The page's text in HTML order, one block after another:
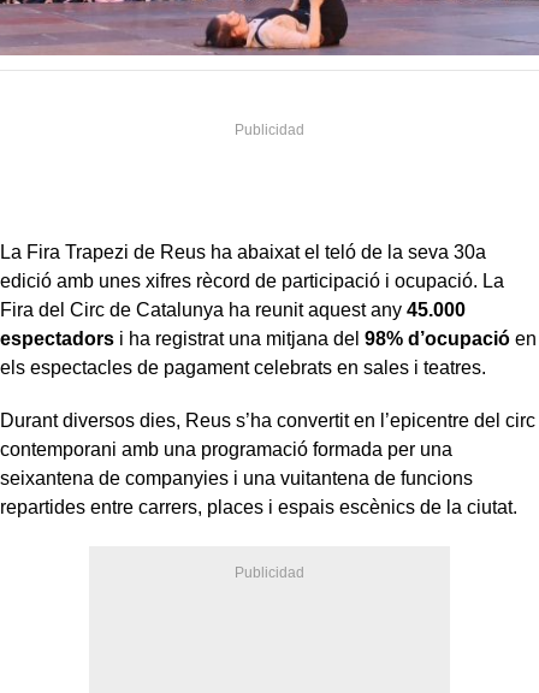
La Fira Trapezi de Reus ha abaixat el teló de la seva 30a
edició amb unes xifres rècord de participació i ocupació. La
Fira del Circ de Catalunya ha reunit aquest any 45.000
espectadors i ha registrat una mitjana del 98% d’ocupació en
els espectacles de pagament celebrats en sales i teatres.
Durant diversos dies, Reus s’ha convertit en l’epicentre del circ
contemporani amb una programació formada per una
seixantena de companyies i una vuitantena de funcions
repartides entre carrers, places i espais escènics de la ciutat.